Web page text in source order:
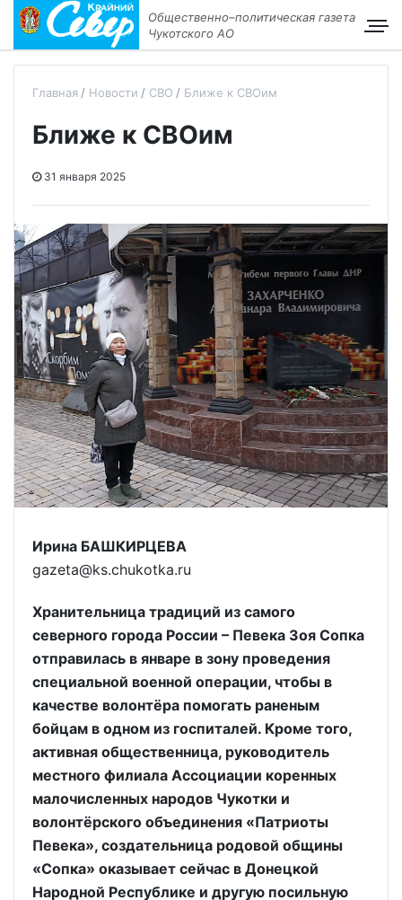
Общественно–политическая газета
Чукотского АО
Главная Новости СВО Ближе к СВОим
Ближе к СВОим
31 января 2025
Ирина БАШКИРЦЕВА
gazeta@ks.chukotka.ru
Хранительница традиций из самого
северного города России – Певека Зоя Сопка
отправилась в январе в зону проведения
специальной военной операции, чтобы в
качестве волонтёра помогать раненым
бойцам в одном из госпиталей. Кроме того,
активная общественница, руководитель
местного филиала Ассоциации коренных
малочисленных народов Чукотки и
волонтёрского объединения «Патриоты
Певека», создательница родовой общины
«Сопка» оказывает сейчас в Донецкой
Народной Республике и другую посильную